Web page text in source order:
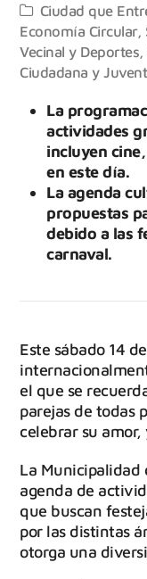
Ciudad que
Economía Circular,
Vecinal y Deportes
Ciudadana y
La
actividades
incluyen
en este día.
La agenda
propuestas
debido a las
carnaval.
Este sábado 14
el que se
parejas de todas
celebrar su amor,
La Municipalidad
agenda de
que buscan
por las distintas
otorga una